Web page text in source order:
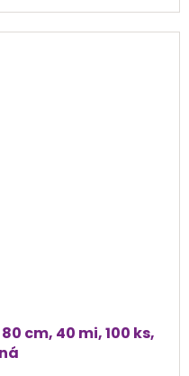
cm, 40 mi, 100 ks,